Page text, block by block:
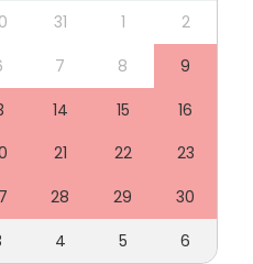
mat och dryck, vilket
egen prägel på både
kan evenemang
vilket ger gott om tid att
dig och dina gäster.
värd för både middagar,
31 1
2
7 8
9
14 15
16
21 22
23
28 29
30
4 5 6